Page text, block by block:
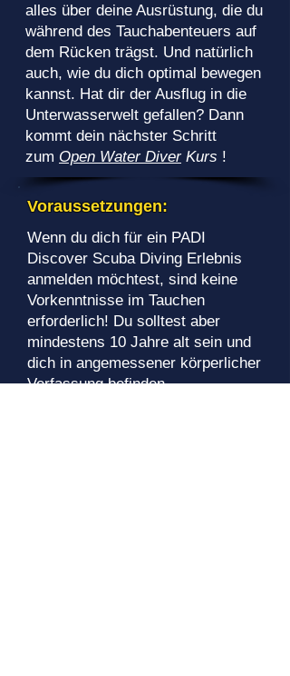
alles über deine Ausrüstung, die du
während des Tauchabenteuers auf
dem Rücken trägst. Und natürlich
auch, wie du dich optimal bewegen
kannst. Hat dir der Ausflug in die
Unterwasserwelt gefallen? Dann
kommt dein nächster Schritt
zum Open Water DiverKurs !
Voraussetzungen:
Wenn du dich für ein PADI
Discover Scuba Diving Erlebnis
anmelden möchtest, sind keine
Vorkenntnisse im Tauchen
erforderlich! Du solltest aber
mindestens 10 Jahre alt sein und
dich in angemessener körperlicher
Verfassung befinden.